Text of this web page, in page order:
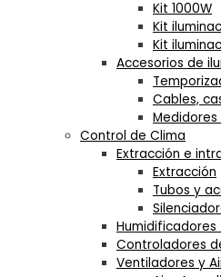
Kit 1000W
Kit
Kit
Accesorios de
Cables,
Control de Clima
Extracción e
Extracción
Tubos y
Controladores
Ventiladores y